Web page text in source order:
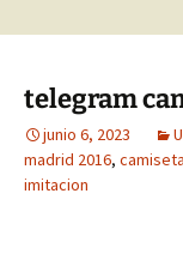
telegram
junio 6, 2023
madrid 2016,
imitacion